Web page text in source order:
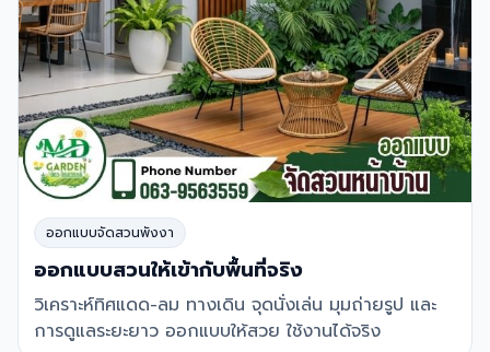
ออกแบบจัดสวนพังงา
ออกแบบสวนให้เข้ากับพื้นที่จริง
วิเคราะห์ทิศแดด-ลม ทางเดิน จุดนั่งเล่น มุมถ่ายรูป และ
การดูแลระยะยาว ออกแบบให้สวย ใช้งานได้จริง